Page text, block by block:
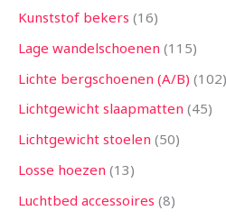
Kunststof bekers 16
Lage wandelschoenen 115
Lichte bergschoenen (A/B) 102
Lichtgewicht slaapmatten 45
Lichtgewicht stoelen 50
Losse hoezen 13
Luchtbed accessoires 8